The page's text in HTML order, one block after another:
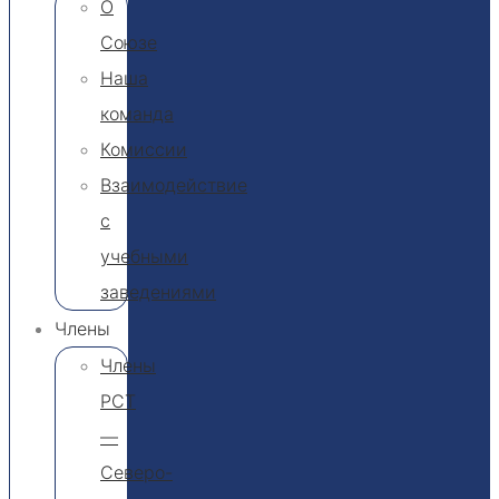
О
Союзе
Наша
команда
Комиссии
Взаимодействие
с
учебными
заведениями
Члены
Члены
РСТ
—
Северо-